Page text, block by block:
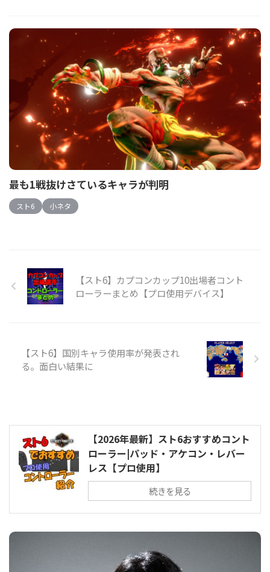
最も1戦抜けさているキャラが判明
スト6 小ネタ
【スト6】カプコンカップ10出場者コント
ローラーまとめ【プロ使用デバイス】
【スト6】国別キャラ使用率が発表され
る。面白い結果に
【2026年最新】スト6おすすめコント
ローラー|パッド・アケコン・レバー
レス【プロ使用】
続きを見る